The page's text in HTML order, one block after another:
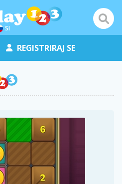
SI
REGISTRIRAJ SE